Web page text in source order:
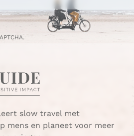
slow travel met
mens en planeet voor meer